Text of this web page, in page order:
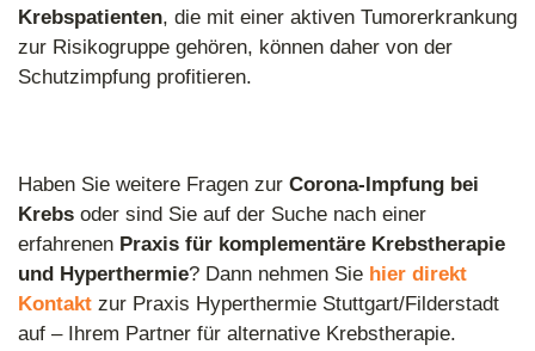
Krebspatienten, die mit einer aktiven Tumorerkrankung
zur Risikogruppe gehören, können daher von der
Schutzimpfung profitieren.
Haben Sie weitere Fragen zur Corona-Impfung bei
Krebs oder sind Sie auf der Suche nach einer
erfahrenen Praxis für komplementäre Krebstherapie
und Hyperthermie? Dann nehmen Sie hier direkt
Kontakt zur Praxis Hyperthermie Stuttgart/Filderstadt
auf – Ihrem Partner für alternative Krebstherapie.